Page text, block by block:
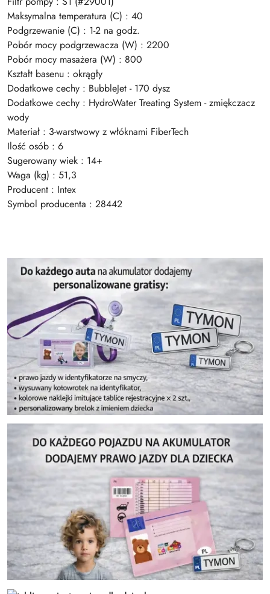
Maksymalna temperatura (C) : 40
Podgrzewanie (C) : 1-2 na godz.
Pobór mocy podgrzewacza (W) : 2200
Pobór mocy masażera (W) : 800
Kształt basenu : okrągły
Dodatkowe cechy : BubbleJet - 170 dysz
Dodatkowe cechy : HydroWater Treating System - zmiękczacz
wody
Materiał : 3-warstwowy z włóknami FiberTech
Ilość osób : 6
Sugerowany wiek : 14+
Waga (kg) : 51,3
Producent : Intex
Symbol producenta : 28442